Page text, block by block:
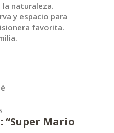
naturaleza.
y espacio para
favorita.
“Super Mario